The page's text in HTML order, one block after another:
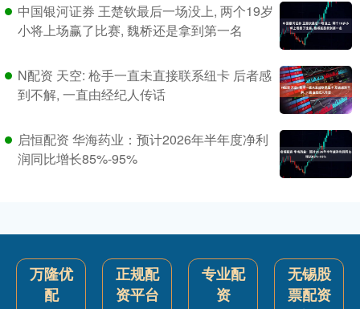
中国银河证券 王楚钦最后一场没上, 两个19岁
小将上场赢了比赛, 魏桥还是拿到第一名
N配资 天空: 枪手一直未直接联系纽卡 后者感
到不解, 一直由经纪人传话
启恒配资 华海药业：预计2026年半年度净利
润同比增长85%-95%
万隆优
配
正规配
资平台
专业配
资
无锡股
票配资